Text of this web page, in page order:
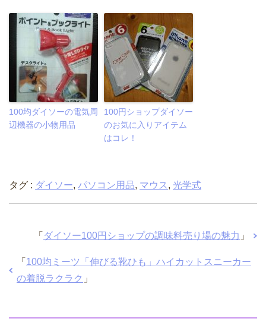
100均ダイソーの電気周
辺機器の小物用品
100円ショップダイソー
のお気に入りアイテム
はコレ！
タグ : ダイソー, パソコン用品, マウス , 光学式
「 ダイソー100円ショップの調味料売り場の魅力 」
「 100均ミーツ「伸びる靴ひも」ハイカットスニーカー
の着脱ラクラク 」